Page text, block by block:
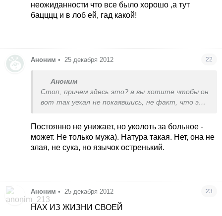
неожиданности что все было хорошо ,а тут
бацццц и в лоб ей, гад какой!
Аноним • 25 декабря 2012 22
Аноним
Стоп, причем здесь это? а вы хотите чтобы он
вот так уехал не покаявшись, не факт, что это
все будет ок, но причину его буйства я бы
выяснила, жена может брякнула от души, вот
он скатушек и слетел, это конечно не дает
присутствует?
Постоянно не унижает, но уколоть за больное -
может. Не только мужа). Натура такая. Нет, она не
злая, не сука, но язычок остренький.
Аноним • 25 декабря 2012 23
НАХ ИЗ ЖИЗНИ СВОЕЙ